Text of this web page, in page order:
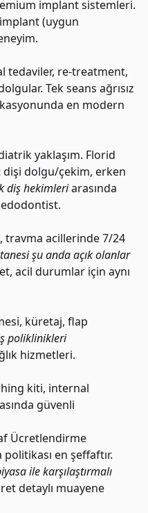
implant sistemleri.
(uygun
tedaviler, re-treatment,
Tek seans ağrısız
en modern
yaklaşım. Florid
dolgu/çekim, erken
diş hekimleriarasında
travma acillerinde 7/24
şu anda açık olanlar
acil durumlar için aynı
küretaj, flap
poliklinikleri
hizmetleri.
kiti, internal
güvenli
Ücretlendirme
en şeffaftır.
ile karşılaştırmalı
detaylı muayene